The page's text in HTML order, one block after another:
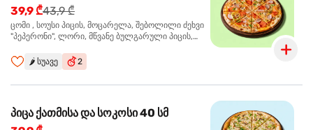
39,9 ₾43,9 ₾
ცომი , სოუსი პიცის, მოცარელა, შებოლილი ძეხვი
"პეპერონი", ლორი, მწვანე ბულგარული პიცის,
🌶️ სუავე 2
პიცა ქათმისა და სოკოსი 40 სმ